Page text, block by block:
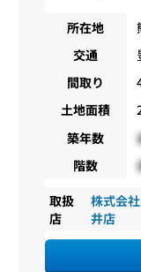
所在地
交通
間取り
土地面積
築年数
階数
取扱
店
株式会
井店